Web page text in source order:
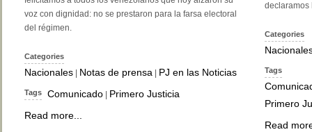
voz con dignidad: no se prestaron para la farsa electoral
del régimen.
Categories
Nacionales Notas de prensa PJ en las Noticias
Tags Comunicado
Primero Justicia
Read more...
declaramos
Categories
Tags
Primero
Read